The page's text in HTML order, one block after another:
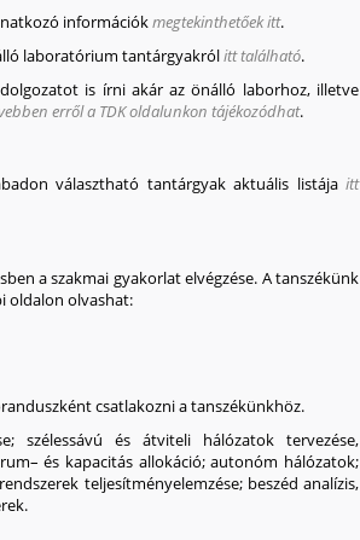
információkmegtekinthetőek itt.
laboratórium tantárgyakrólitt található.
is írni akár az önálló laborhoz, illetve
erről a TDK oldalunkon tájékozódhat.
választható tantárgyak aktuális listája itt
a szakmai gyakorlat elvégzése. A tanszékünk
oldalon olvashat:
csatlakozni a tanszékünkhöz.
szélessávú és átviteli hálózatok tervezése,
és kapacitás allokáció; autonóm hálózatok;
teljesítményelemzése; beszéd analízis,